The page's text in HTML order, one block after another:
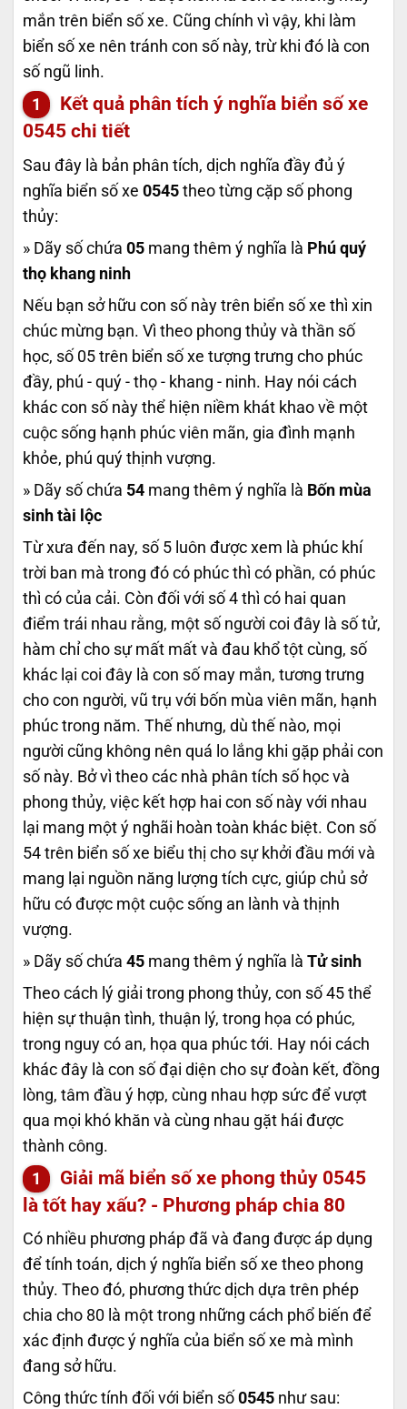
mắn trên biển số xe. Cũng chính vì vậy, khi làm
biển số xe nên tránh con số này, trừ khi đó là con
số ngũ linh.
Kết quả phân tích ý nghĩa biển số xe
0545 chi tiết
Sau đây là bản phân tích, dịch nghĩa đầy đủ ý
nghĩa biển số xe 0545 theo từng cặp số phong
thủy:
» Dãy số chứa 05 mang thêm ý nghĩa là Phú quý
thọ khang ninh
Nếu bạn sở hữu con số này trên biển số xe thì xin
chúc mừng bạn. Vì theo phong thủy và thần số
học, số 05 trên biển số xe tượng trưng cho phúc
đầy, phú - quý - thọ - khang - ninh. Hay nói cách
khác con số này thể hiện niềm khát khao về một
cuộc sống hạnh phúc viên mãn, gia đình mạnh
khỏe, phú quý thịnh vượng.
» Dãy số chứa 54 mang thêm ý nghĩa là Bốn mùa
sinh tài lộc
Từ xưa đến nay, số 5 luôn được xem là phúc khí
trời ban mà trong đó có phúc thì có phần, có phúc
thì có của cải. Còn đối với số 4 thì có hai quan
điểm trái nhau rằng, một số người coi đây là số tử,
hàm chỉ cho sự mất mất và đau khổ tột cùng, số
khác lại coi đây là con số may mắn, tương trưng
cho con người, vũ trụ với bốn mùa viên mãn, hạnh
phúc trong năm. Thế nhưng, dù thế nào, mọi
người cũng không nên quá lo lắng khi gặp phải con
số này. Bở vì theo các nhà phân tích số học và
phong thủy, việc kết hợp hai con số này với nhau
lại mang một ý nghãi hoàn toàn khác biệt. Con số
54 trên biển số xe biểu thị cho sự khởi đầu mới và
mang lại nguồn năng lượng tích cực, giúp chủ sở
hữu có được một cuộc sống an lành và thịnh
vượng.
» Dãy số chứa 45 mang thêm ý nghĩa là Tử sinh
Theo cách lý giải trong phong thủy, con số 45 thể
hiện sự thuận tình, thuận lý, trong họa có phúc,
trong nguy có an, họa qua phúc tới. Hay nói cách
khác đây là con số đại diện cho sự đoàn kết, đồng
lòng, tâm đầu ý hợp, cùng nhau hợp sức để vượt
qua mọi khó khăn và cùng nhau gặt hái được
thành công.
Giải mã biển số xe phong thủy 0545
là tốt hay xấu? - Phương pháp chia 80
Có nhiều phương pháp đã và đang được áp dụng
để tính toán, dịch ý nghĩa biển số xe theo phong
thủy. Theo đó, phương thức dịch dựa trên phép
chia cho 80 là một trong những cách phổ biến để
xác định được ý nghĩa của biển số xe mà mình
đang sở hữu.
Công thức tính đối với biển số 0545 như sau: